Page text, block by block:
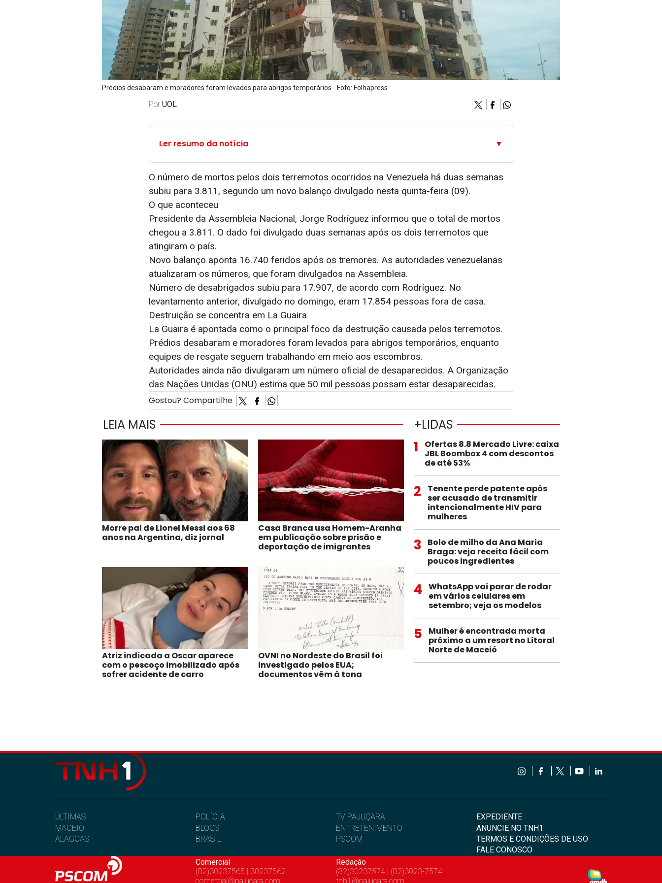
Prédios desabaram e moradores foram levados para abrigos temporários - Foto: Folhapress
Por UOL
Ler resumo da notícia ▼
O número de mortos pelos dois terremotos ocorridos na Venezuela há duas semanas
subiu para 3.811, segundo um novo balanço divulgado nesta quinta-feira (09).
O que aconteceu
Presidente da Assembleia Nacional, Jorge Rodríguez informou que o total de mortos
chegou a 3.811. O dado foi divulgado duas semanas após os dois terremotos que
atingiram o país.
Novo balanço aponta 16.740 feridos após os tremores. As autoridades venezuelanas
atualizaram os números, que foram divulgados na Assembleia.
Número de desabrigados subiu para 17.907, de acordo com Rodríguez. No
levantamento anterior, divulgado no domingo, eram 17.854 pessoas fora de casa.
Destruição se concentra em La Guaira
La Guaira é apontada como o principal foco da destruição causada pelos terremotos.
Prédios desabaram e moradores foram levados para abrigos temporários, enquanto
equipes de resgate seguem trabalhando em meio aos escombros.
Autoridades ainda não divulgaram um número oficial de desaparecidos. A Organização
das Nações Unidas (ONU) estima que 50 mil pessoas possam estar desaparecidas.
Gostou? Compartilhe
LEIA MAIS
Morre pai de Lionel Messi aos 68
anos na Argentina, diz jornal
Casa Branca usa Homem-Aranha
em publicação sobre prisão e
deportação de imigrantes
Atriz indicada a Oscar aparece
com o pescoço imobilizado após
sofrer acidente de carro
OVNI no Nordeste do Brasil foi
investigado pelos EUA;
documentos vêm à tona
+LIDAS
1
Ofertas 8.8 Mercado Livre: caixa
JBL Boombox 4 com descontos
de até 53%
2
Tenente perde patente após
ser acusado de transmitir
intencionalmente HIV para
mulheres
3
Bolo de milho da Ana Maria
Braga: veja receita fácil com
poucos ingredientes
4
WhatsApp vai parar de rodar
em vários celulares em
setembro; veja os modelos
5
Mulher é encontrada morta
próximo a um resort no Litoral
Norte de Maceió
ÚLTIMAS
MACEIÓ
ALAGOAS
POLÍCIA
BLOGS
BRASIL
TV PAJUÇARA
ENTRETENIMENTO
PSCOM
EXPEDIENTE
ANUNCIE NO TNH1
TERMOS E CONDIÇÕES DE USO
FALE CONOSCO
Comercial
(82)30237565 | 30237562
comercial@pajucara.com
Redação
(82)30237574 | (82)3023-7574
tnh1@pajucara.com